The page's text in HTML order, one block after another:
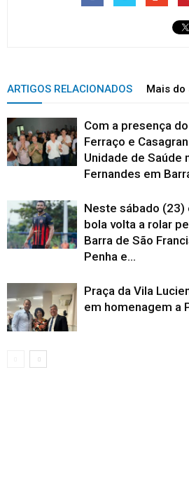
ARTIGOS RELACIONADOS Mais do
Com a presença
Ferraço e
Unidade de Saúde
Fernandes em
Neste sábado (23)
bola volta a rolar
Barra de São
Penha e...
Praça da Vila
em homenagem a